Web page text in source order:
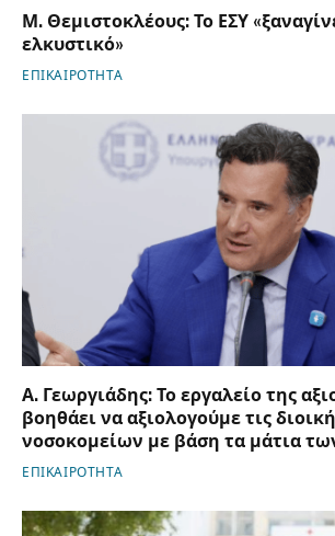
Μ. Θεμιστοκλέους: Το ΕΣΥ
ελκυστικό»
ΕΠΙΚΑΙΡΟΤΗΤΑ
Α. Γεωργιάδης: Το εργαλείο της
βοηθάει να αξιολογούμε τις
νοσοκομείων με βάση τα μάτια
ΕΠΙΚΑΙΡΟΤΗΤΑ